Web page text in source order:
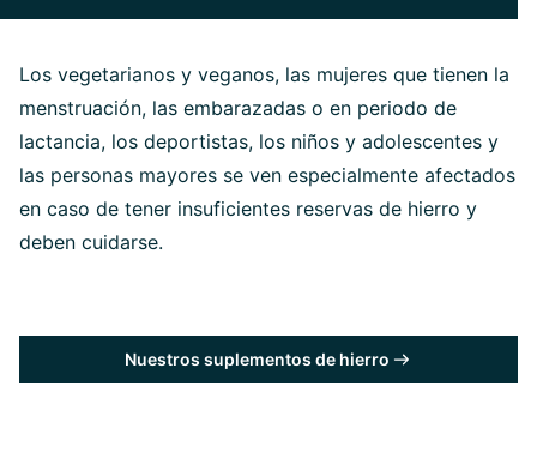
Los vegetarianos y veganos, las mujeres que tienen la
menstruación, las embarazadas o en periodo de
lactancia, los deportistas, los niños y adolescentes y
las personas mayores se ven especialmente afectados
en caso de tener insuficientes reservas de hierro y
deben cuidarse.
Nuestros suplementos de hierro